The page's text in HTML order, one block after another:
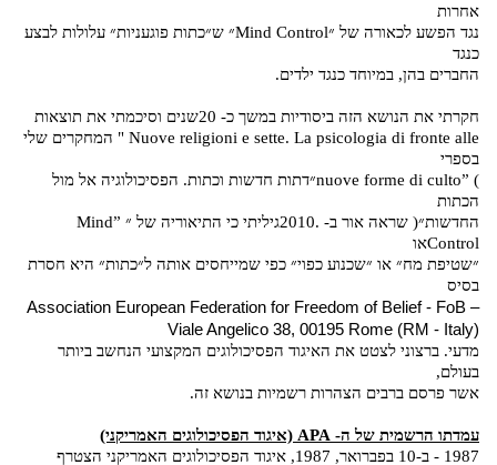
אחרות
נגד הפשע לכאורה של ״Mind Control״ ש״כתות פוגעניות״ עלולות לבצע
כנגד
החברים בהן, במיוחד כנגד ילדים.
חקרתי את הנושא הזה ביסודיות במשך כ- 20שנים וסיכמתי את תוצאות
Nuove religioni e sette. La psicologia di fronte alle " המחקרים שלי
בספרי
) ”
nuove forme di culto״דתות חדשות וכתות. הפסיכולוגיה אל מול
הכתות
החדשות״( שראה אור ב- .2010גיליתי כי התיאוריה של ״ ”Mind
Controlאו
״שטיפת מח״ או ״שכנוע כפוי״ כפי שמייחסים אותה ל״כתות״ היא חסרת
בסיס
Association European Federation for Freedom of Belief - FoB –
Viale Angelico 38, 00195 Rome (RM - Italy)
מדעי. ברצוני לצטט את האיגוד הפסיכולוגים המקצועי הנחשב ביותר
בעולם,
אשר פרסם ברבים הצהרות רשמיות בנושא זה.
עמדתו הרשמית של ה- APA (איגוד הפסיכולוגים האמריקני)
1987 - ב-10 בפברואר, 1987, איגוד הפסיכולוגים האמריקני הצטרף